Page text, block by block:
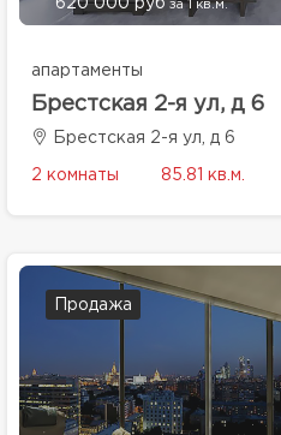
620 000 руб за 1 кв.м.
апартаменты
Брестская 2-я ул, д 6
Брестская 2-я ул, д 6
2 комнаты 85.81 кв.м.
Продажа